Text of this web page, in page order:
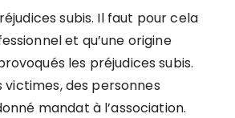
subis. Il faut pour cela
et qu’une origine
les préjudices subis.
victimes, des personnes
mandat à l’association.